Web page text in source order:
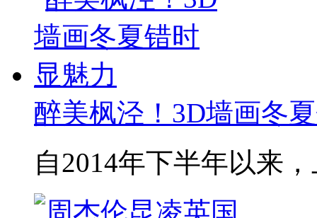
醉美枫泾！3D墙画冬
自2014年下半年以来